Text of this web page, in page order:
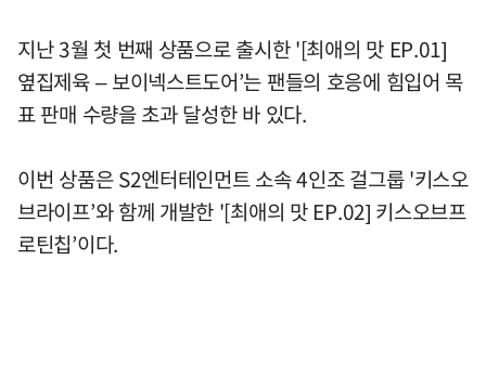
지난 3월 첫 번째 상품으로 출시한 '[최애의 맛 EP.01]
옆집제육 – 보이넥스트도어’는 팬들의 호응에 힘입어 목
표 판매 수량을 초과 달성한 바 있다.
이번 상품은 S2엔터테인먼트 소속 4인조 걸그룹 '키스오
브라이프’와 함께 개발한 '[최애의 맛 EP.02] 키스오브프
로틴칩’이다.